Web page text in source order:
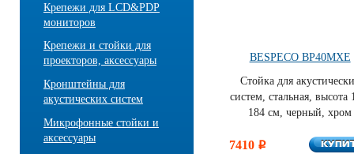
Крепежи для LCD&PDP
мониторов
Крепежи и стойки для
проекторов, аксессуары
Кронштейны для
акустических систем
Микрофонные стойки и
аксессуары
BESPECO BP40MXE
Стойка для
систем, стальная, высота
184 см, черный, хром
7410 i